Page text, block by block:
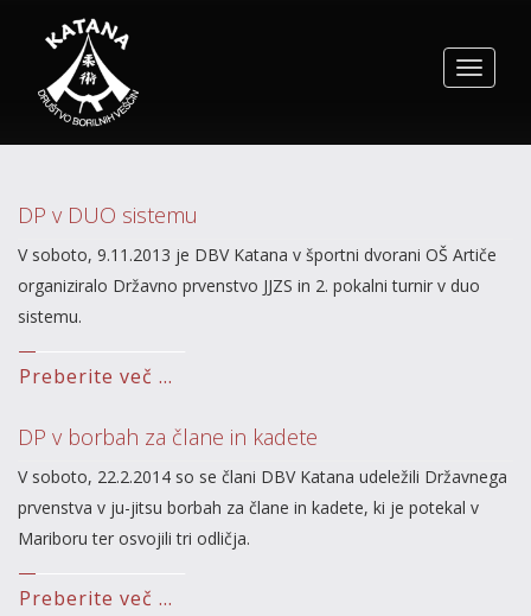
Toggle
DP v DUO sistemu
V soboto, 9.11.2013 je DBV Katana v športni dvorani OŠ Artiče
organiziralo Državno prvenstvo JJZS in 2. pokalni turnir v duo
sistemu.
Preberite več ...
DP v borbah za člane in kadete
V soboto, 22.2.2014 so se člani DBV Katana udeležili Državnega
prvenstva v ju-jitsu borbah za člane in kadete, ki je potekal v
Mariboru ter osvojili tri odličja.
Preberite več ...